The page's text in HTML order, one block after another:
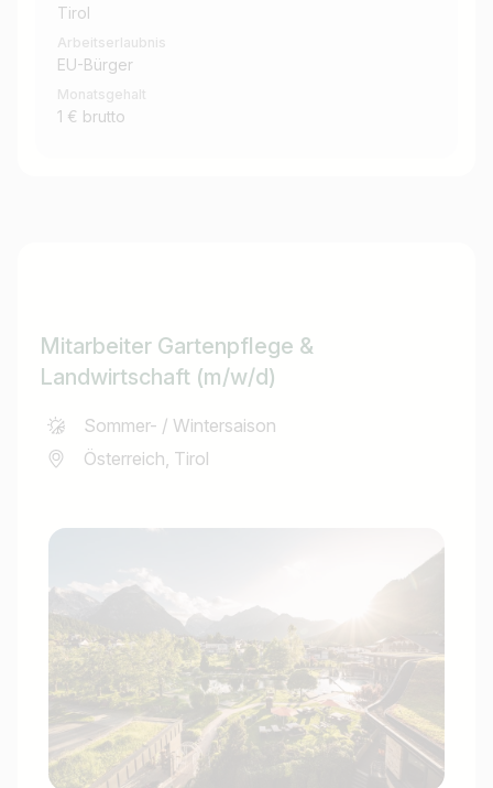
Tirol
Arbeitserlaubnis
EU-Bürger
Monatsgehalt
1 € brutto
Mitarbeiter Gartenpflege &
Landwirtschaft (m/w/d)
Sommer- / Wintersaison
Österreich, Tirol